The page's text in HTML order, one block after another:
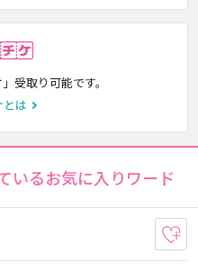
受取り可能です。
とは
いるお気に入りワード